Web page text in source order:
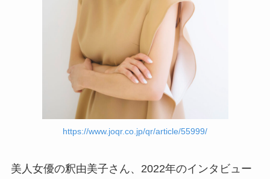
https://www.joqr.co.jp/qr/article/55999/
美人女優の釈由美子さん、2022年のインタビュー